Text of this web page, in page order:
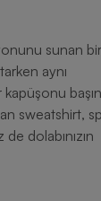
sunan bir
aynı
sweatshirt,
dolabınızın